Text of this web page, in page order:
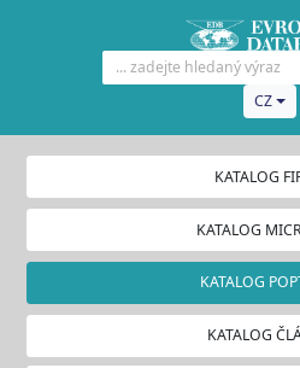
CZ
KATALOG
KATALOG
KATALOG
KATALOG